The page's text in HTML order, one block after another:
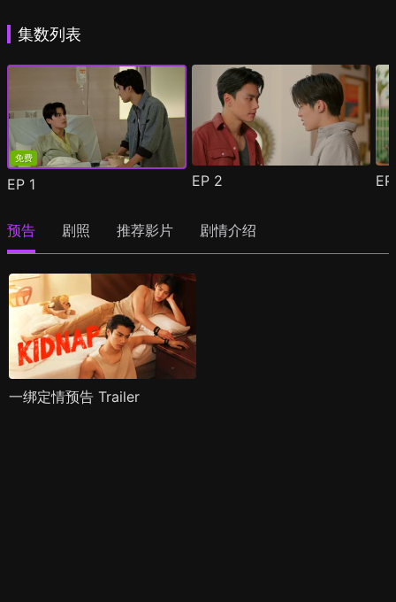
集数列表
免费
EP 1 EP 2
预告 剧照 推荐影片 剧情介绍
一绑定情预告 Trailer